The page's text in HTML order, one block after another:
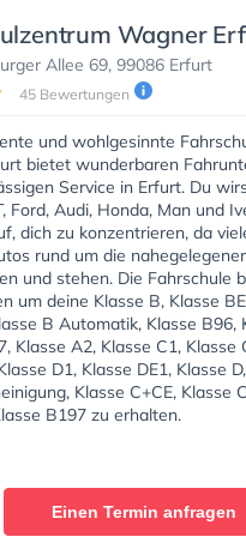
Wagner
Allee 69, 99086 Erfurt
45 Bewertungen
und wohlgesinnte
bietet wunderbaren
Service in Erfurt. Du
Ford, Audi, Honda, Man und
dich zu konzentrieren, da
rund um die
und stehen. Die Fahrschule
um deine Klasse B, Klasse
B Automatik, Klasse B96,
Klasse A2, Klasse C1, Klasse
D1, Klasse DE1, Klasse
Klasse C+CE, Klasse
B197 zu erhalten.
Einen Termin anfragen